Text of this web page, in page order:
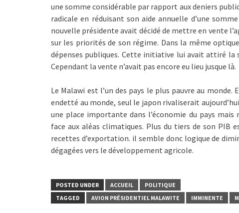
une somme considérable par rapport aux deniers
radicale en réduisant son aide annuelle d’une
nouvelle présidente avait décidé de mettre en vente
sur les priorités de son régime. Dans la même
dépenses publiques. Cette initiative lui avait attiré
Cependant la vente n’avait pas encore eu lieu jusque là.
Le Malawi est l’un des pays le plus pauvre au
endetté au monde, seul le japon rivaliserait
une place importante dans l’économie du pays
face aux aléas climatiques. Plus du tiers de son PIB
recettes d’exportation. il semble donc logique de
dégagées vers le développement agricole.
POSTED UNDER ACCUEIL
POLITIQUE
TAGGED
AVION PRÉSIDENTIEL MALAWITE IMMINENTE